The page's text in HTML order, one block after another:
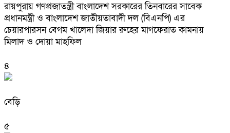
রায়পুরায় গণপ্রজাতন্ত্রী বাংলাদেশ সরকারের তিনবারের সাবেক
প্রধানমন্ত্রী ও বাংলাদেশ জাতীয়তাবাদী দল (বিএনপি) এর
চেয়ারপারসন বেগম খালেদা জিয়ার রুহের মাগফেরাত কামনায়
মিলাদ ও দোয়া মাহফিল
৪
বেড়ি
৫